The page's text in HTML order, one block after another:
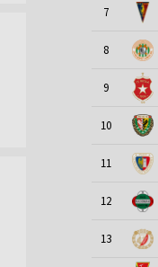
7
8
9
10
11
12
13